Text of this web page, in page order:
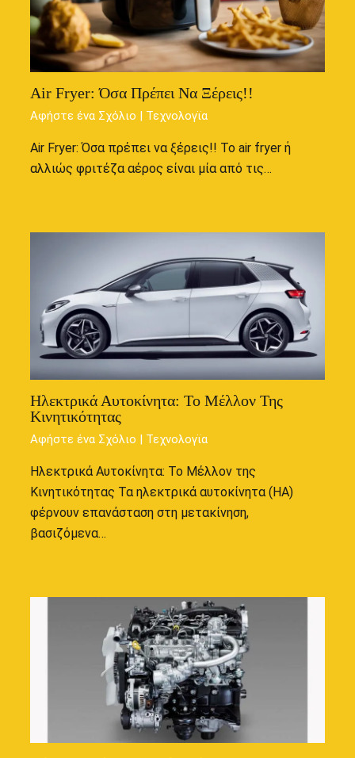
Air Fryer: Όσα Πρέπει Να Ξέρεις!!
Αφήστε ένα Σχόλιο | Τεχνολογϊα
Air Fryer: Όσα πρέπει να ξέρεις!! Το air fryer ή
αλλιώς φριτέζα αέρος είναι μία από τις…
Ηλεκτρικά Αυτοκίνητα: Το Μέλλον Της
Κινητικότητας
Αφήστε ένα Σχόλιο | Τεχνολογϊα
Ηλεκτρικά Αυτοκίνητα: Το Μέλλον της
Κινητικότητας Τα ηλεκτρικά αυτοκίνητα (ΗΑ)
φέρνουν επανάσταση στη μετακίνηση,
βασιζόμενα…